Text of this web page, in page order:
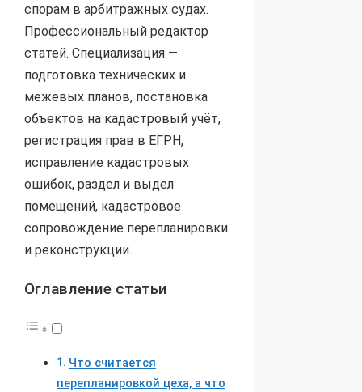
спорам в арбитражных судах.
Профессиональный редактор
статей. Специализация —
подготовка технических и
межевых планов, постановка
объектов на кадастровый учёт,
регистрация прав в ЕГРН,
исправление кадастровых
ошибок, раздел и выдел
помещений, кадастровое
сопровождение перепланировки
и реконструкции.
Оглавление статьи
Что считается
перепланировкой цеха, а что